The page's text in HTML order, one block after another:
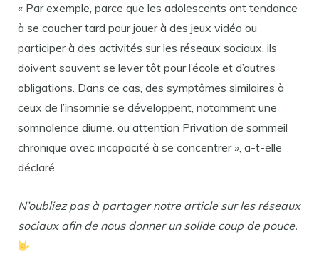
« Par exemple, parce que les adolescents ont tendance
à se coucher tard pour jouer à des jeux vidéo ou
participer à des activités sur les réseaux sociaux, ils
doivent souvent se lever tôt pour l’école et d’autres
obligations. Dans ce cas, des symptômes similaires à
ceux de l’insomnie se développent, notamment une
somnolence diurne. ou attention Privation de sommeil
chronique avec incapacité à se concentrer », a-t-elle
déclaré.
N’oubliez pas à partager notre article sur les réseaux
sociaux afin de nous donner un solide coup de pouce.